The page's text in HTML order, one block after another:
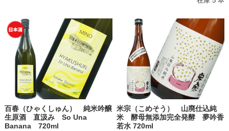
百春（ひゃくしゅん） 純米吟醸
生原酒 直汲み So Una
Banana 720ml
米宗（こめそう） 山廃仕込純
米 酵母無添加完全発酵 夢吟香
若水 720ml